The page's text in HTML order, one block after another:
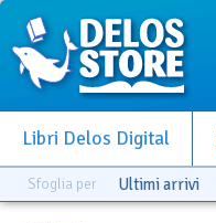
Libri Delos Digital
Sfoglia per Ultimi arrivi